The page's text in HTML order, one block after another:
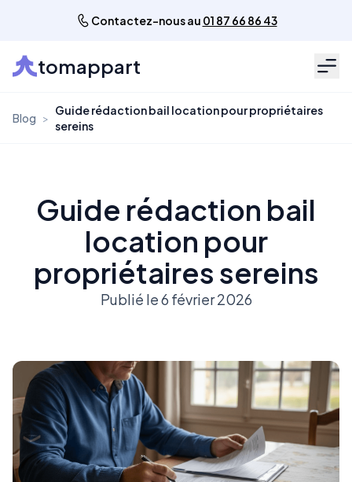
Contactez-nous au 01 87 66 86 43
tomappart
Blog >
Guide rédaction bail location pour propriétaires
sereins
Guide rédaction bail
location pour
propriétaires sereins
Publié le 6 février 2026